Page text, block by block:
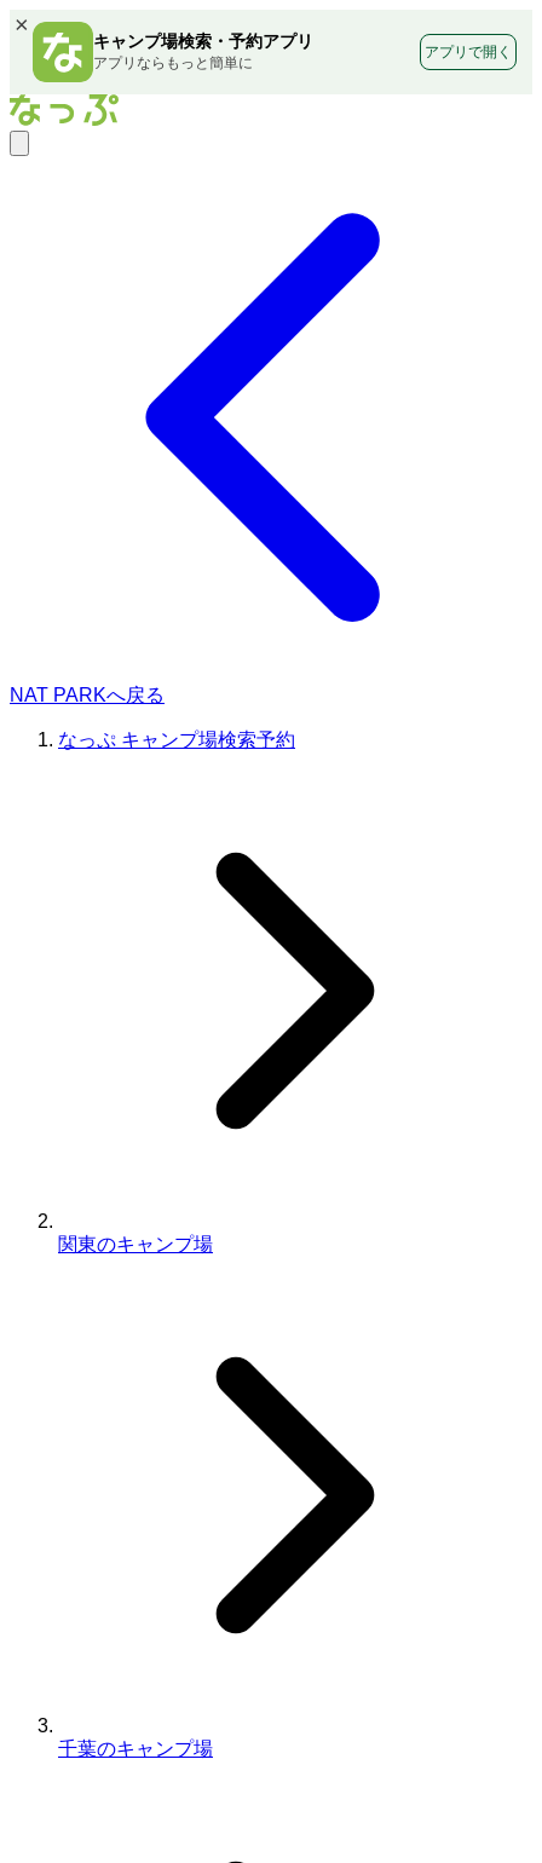
×
キャンプ場検索・予約アプリ
アプリならもっと簡単に
アプリで開く
NAT PARKへ戻る
なっぷ キャンプ場検索予約
関東のキャンプ場
千葉のキャンプ場